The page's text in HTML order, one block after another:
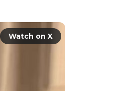
Watch on X